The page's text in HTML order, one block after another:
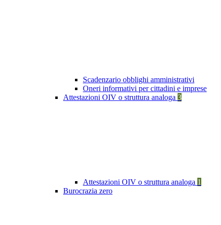
Scadenzario obblighi amministrativi
Oneri informativi per cittadini e imprese
Attestazioni OIV o struttura analoga 3
Attestazioni OIV o struttura analoga 1
Burocrazia zero